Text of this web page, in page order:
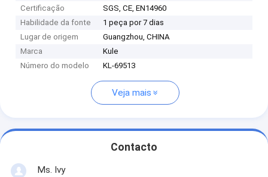
Certificação
SGS, CE, EN14960
Habilidade da fonte
1 peça por 7 dias
Lugar de origem
Guangzhou, CHINA
Marca
Kule
Número do modelo
KL-69513
Veja mais
Contacto
Ms. Ivy